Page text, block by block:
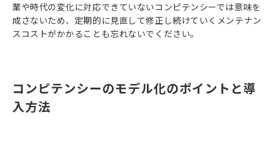
業や時代の変化に対応できていないコンピテンシーでは意味を
成さないため、定期的に見直して修正し続けていくメンテナン
スコストがかかることも忘れないでください。
コンピテンシーのモデル化のポイントと導
入方法